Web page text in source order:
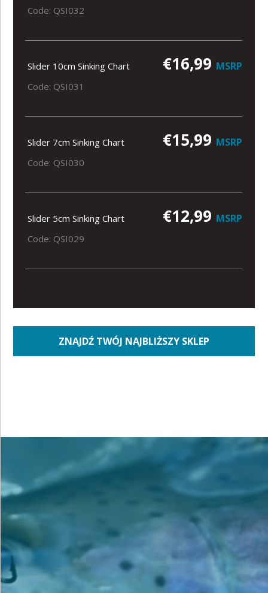
Code: QSI032
Slider 10cm Sinking Chart €16,99 MSRP
Code: QSI031
Slider 7cm Sinking Chart €15,99 MSRP
Code: QSI030
Slider 5cm Sinking Chart €12,99 MSRP
Code: QSI029
ZNAJDŹ TWÓJ NAJBLIŻSZY SKLEP